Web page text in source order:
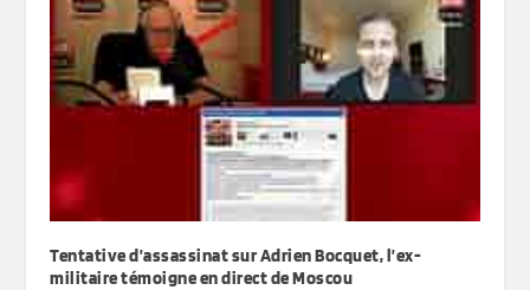
Tentative d’assassinat sur Adrien Bocquet, l’ex-
militaire témoigne en direct de Moscou